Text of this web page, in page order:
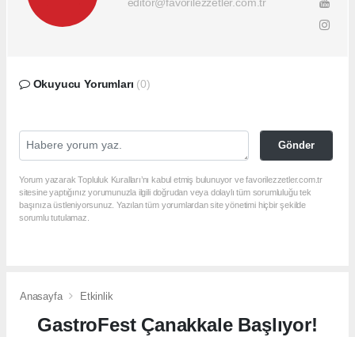
editor@favorilezzetler.com.tr
Okuyucu Yorumları (0)
Gönder
Yorum yazarak Topluluk Kuralları’nı kabul etmiş bulunuyor ve favorilezzetler.com.tr
sitesine yaptığınız yorumunuzla ilgili doğrudan veya dolaylı tüm sorumluluğu tek
başınıza üstleniyorsunuz. Yazılan tüm yorumlardan site yönetimi hiçbir şekilde
sorumlu tutulamaz.
Anasayfa Etkinlik
GastroFest Çanakkale Başlıyor!